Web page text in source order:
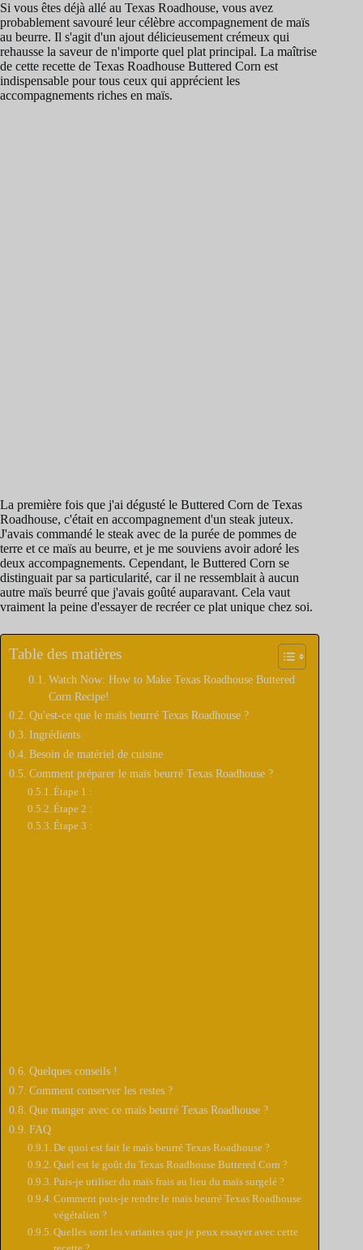
Si vous êtes déjà allé au Texas Roadhouse, vous avez
probablement savouré leur célèbre accompagnement de maïs
au beurre. Il s'agit d'un ajout délicieusement crémeux qui
rehausse la saveur de n'importe quel plat principal. La maîtrise
de cette recette de Texas Roadhouse Buttered Corn est
indispensable pour tous ceux qui apprécient les
accompagnements riches en maïs.
La première fois que j'ai dégusté le Buttered Corn de Texas
Roadhouse, c'était en accompagnement d'un steak juteux.
J'avais commandé le steak avec de la purée de pommes de
terre et ce maïs au beurre, et je me souviens avoir adoré les
deux accompagnements. Cependant, le Buttered Corn se
distinguait par sa particularité, car il ne ressemblait à aucun
autre maïs beurré que j'avais goûté auparavant. Cela vaut
vraiment la peine d'essayer de recréer ce plat unique chez soi.
Table des matières
Watch Now: How to Make Texas Roadhouse Buttered
Corn Recipe!
Qu'est-ce que le maïs beurré Texas Roadhouse ?
Ingrédients
Besoin de matériel de cuisine
Comment préparer le maïs beurré Texas Roadhouse ?
Étape 1 :
Étape 2 :
Étape 3 :
Quelques conseils !
Comment conserver les restes ?
Que manger avec ce maïs beurré Texas Roadhouse ?
FAQ
De quoi est fait le maïs beurré Texas Roadhouse ?
Quel est le goût du Texas Roadhouse Buttered Corn ?
Puis-je utiliser du maïs frais au lieu du maïs surgelé ?
Comment puis-je rendre le maïs beurré Texas Roadhouse
végétalien ?
Quelles sont les variantes que je peux essayer avec cette